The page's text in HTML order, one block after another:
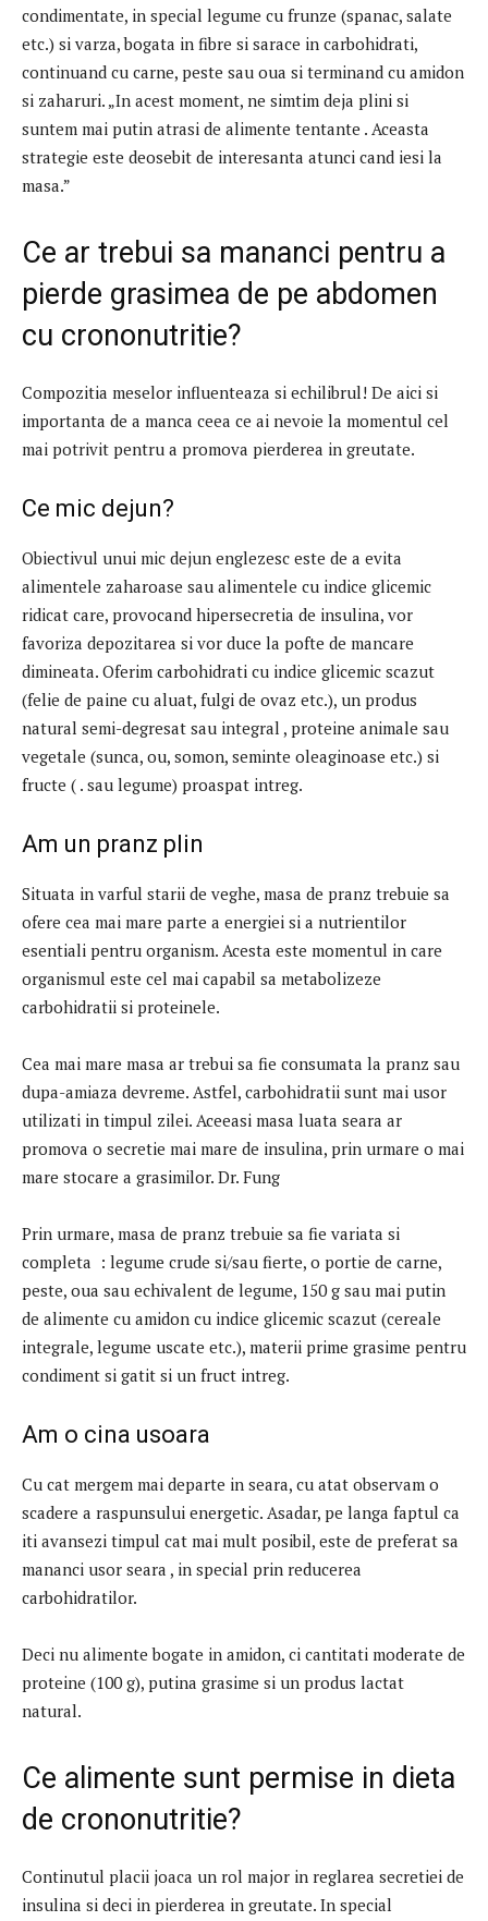
condimentate, in special legume cu frunze (spanac, salate
etc.) si varza, bogata in fibre si sarace in carbohidrati,
continuand cu carne, peste sau oua si terminand cu amidon
si zaharuri. „In acest moment, ne simtim deja plini si
suntem mai putin atrasi de alimente tentante . Aceasta
strategie este deosebit de interesanta atunci cand iesi la
masa.”
Ce ar trebui sa mananci pentru a
pierde grasimea de pe abdomen
cu crononutritie?
Compozitia meselor influenteaza si echilibrul! De aici si
importanta de a manca ceea ce ai nevoie la momentul cel
mai potrivit pentru a promova pierderea in greutate.
Ce mic dejun?
Obiectivul unui mic dejun englezesc este de a evita
alimentele zaharoase sau alimentele cu indice glicemic
ridicat care, provocand hipersecretia de insulina, vor
favoriza depozitarea si vor duce la pofte de mancare
dimineata. Oferim carbohidrati cu indice glicemic scazut
(felie de paine cu aluat, fulgi de ovaz etc.), un produs
natural semi-degresat sau integral , proteine ​​animale sau
vegetale (sunca, ou, somon, seminte oleaginoase etc.) si
fructe ( . sau legume) proaspat intreg.
Am un pranz plin
Situata in varful starii de veghe, masa de pranz trebuie sa
ofere cea mai mare parte a energiei si a nutrientilor
esentiali pentru organism. Acesta este momentul in care
organismul este cel mai capabil sa metabolizeze
carbohidratii si proteinele.
Cea mai mare masa ar trebui sa fie consumata la pranz sau
dupa-amiaza devreme. Astfel, carbohidratii sunt mai usor
utilizati in timpul zilei. Aceeasi masa luata seara ar
promova o secretie mai mare de insulina, prin urmare o mai
mare stocare a grasimilor. Dr. Fung
Prin urmare, masa de pranz trebuie sa fie variata si
completa : legume crude si/sau fierte, o portie de carne,
peste, oua sau echivalent de legume, 150 g sau mai putin
de alimente cu amidon cu indice glicemic scazut (cereale
integrale, legume uscate etc.), materii prime grasime pentru
condiment si gatit si un fruct intreg.
Am o cina usoara
Cu cat mergem mai departe in seara, cu atat observam o
scadere a raspunsului energetic. Asadar, pe langa faptul ca
iti avansezi timpul cat mai mult posibil, este de preferat sa
mananci usor seara , in special prin reducerea
carbohidratilor.
Deci nu alimente bogate in amidon, ci cantitati moderate de
proteine ​​(100 g), putina grasime si un produs lactat
natural.
Ce alimente sunt permise in dieta
de crononutritie?
Continutul placii joaca un rol major in reglarea secretiei de
insulina si deci in pierderea in greutate. In special